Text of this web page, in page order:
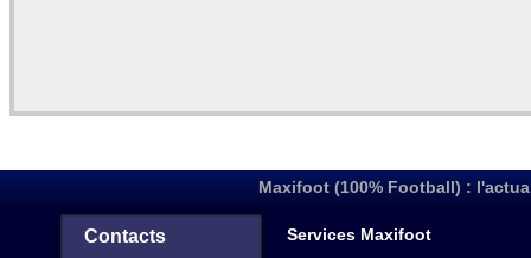
Maxifoot (100% Football) :
Contacts Services Maxifoot